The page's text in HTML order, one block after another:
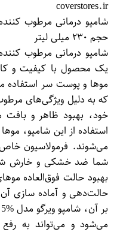
coverstores.ir
حجم ۲۳۰ میلی لیتر
یک محصول با کیفیت و
که به دلیل ویژگی‌های
خود، بهبود ظاهر و
استفاده از این شامپو،
می‌شوند. فرمولاسیون
شما ضد خشکی و خارش
بهبود حالت فوق‌العاده
حالت‌دهی و آماده سازی
می‌شود و می‌تواند به